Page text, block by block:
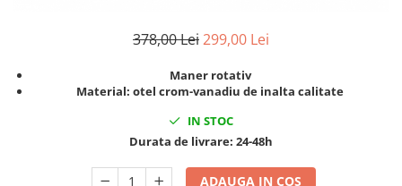
Echipamente De Sudura
Aparate taiere cu plasma
Magneti fixare sudura
378,00 Lei299,00 Lei
Maner rotativ
Material: otel crom-vanadiu de inalta calitate
IN STOC
Durata de livrare: 24-48h
ADAUGA IN COS